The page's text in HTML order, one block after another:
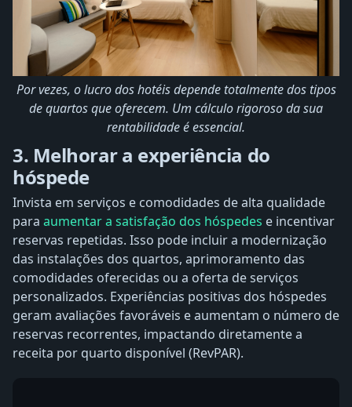
Por vezes, o lucro dos hotéis depende totalmente dos tipos
de quartos que oferecem. Um cálculo rigoroso da sua
rentabilidade é essencial.
3. Melhorar a experiência do
hóspede
Invista em serviços e comodidades de alta qualidade
para aumentar a satisfação dos hóspedes e incentivar
reservas repetidas. Isso pode incluir a modernização
das instalações dos quartos, aprimoramento das
comodidades oferecidas ou a oferta de serviços
personalizados. Experiências positivas dos hóspedes
geram avaliações favoráveis ​​e aumentam o número de
reservas recorrentes, impactando diretamente a
receita por quarto disponível (RevPAR).